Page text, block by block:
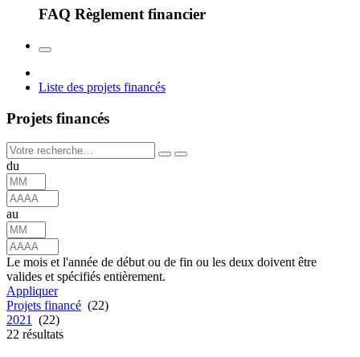
FAQ Règlement financier
Liste des projets financés
Projets financés
du
au
Le mois et l'année de début ou de fin ou les deux doivent être
valides et spécifiés entièrement.
Appliquer
Projets financé (22)
2021
(22)
22 résultats